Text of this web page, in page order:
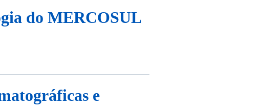
do MERCOSUL
e